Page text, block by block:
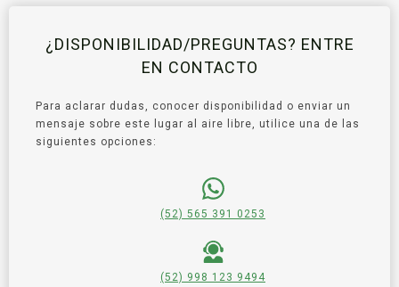
¿DISPONIBILIDAD/PREGUNTAS? ENTRE
EN CONTACTO
Para aclarar dudas, conocer disponibilidad o enviar un
mensaje sobre este lugar al aire libre, utilice una de las
siguientes opciones:
(52) 565 391 0253
(52) 998 123 9494